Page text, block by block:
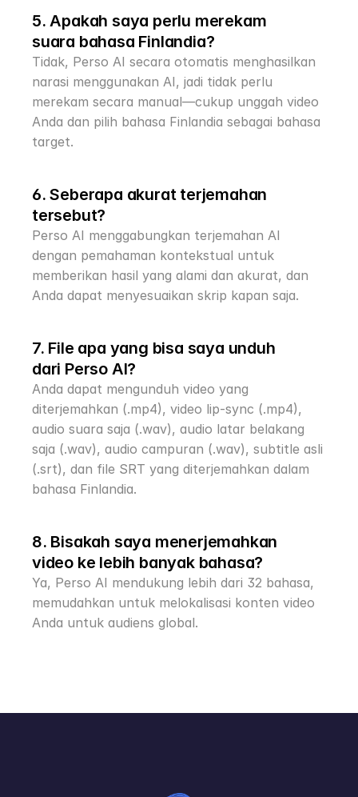
5. Apakah saya perlu merekam
suara bahasa Finlandia?
Tidak, Perso AI secara otomatis menghasilkan
narasi menggunakan AI, jadi tidak perlu
merekam secara manual—cukup unggah video
Anda dan pilih bahasa Finlandia sebagai bahasa
target.
6. Seberapa akurat terjemahan
tersebut?
Perso AI menggabungkan terjemahan AI
dengan pemahaman kontekstual untuk
memberikan hasil yang alami dan akurat, dan
Anda dapat menyesuaikan skrip kapan saja.
7. File apa yang bisa saya unduh
dari Perso AI?
Anda dapat mengunduh video yang
diterjemahkan (.mp4), video lip-sync (.mp4),
audio suara saja (.wav), audio latar belakang
saja (.wav), audio campuran (.wav), subtitle asli
(.srt), dan file SRT yang diterjemahkan dalam
bahasa Finlandia.
8. Bisakah saya menerjemahkan
video ke lebih banyak bahasa?
Ya, Perso AI mendukung lebih dari 32 bahasa,
memudahkan untuk melokalisasi konten video
Anda untuk audiens global.